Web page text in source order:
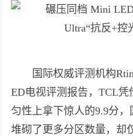
国际权威评测机构
ED电视评测报告，TCL
匀性上拿下惊人的9.9分
堆砌了更多分区数量，却